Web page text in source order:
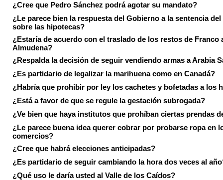
¿Cree que Pedro Sánchez podrá agotar su mandato?
¿Le parece bien la respuesta del Gobierno a la sentencia
sobre las hipotecas?
¿Estaría de acuerdo con el traslado de los restos de Franco
Almudena?
¿Respalda la decisión de seguir vendiendo armas a Arabia
¿Es partidario de legalizar la marihuena como en Canadá?
¿Habría que prohibir por ley los cachetes y bofetadas a los
¿Está a favor de que se regule la gestación subrogada?
¿Ve bien que haya institutos que prohíban ciertas prendas
¿Le parece buena idea querer cobrar por probarse ropa en
comercios?
¿Cree que habrá elecciones anticipadas?
¿Es partidario de seguir cambiando la hora dos veces al
¿Qué uso le daría usted al Valle de los Caídos?